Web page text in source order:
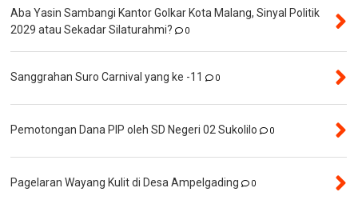
Aba Yasin Sambangi Kantor Golkar Kota Malang, Sinyal Politik
2029 atau Sekadar Silaturahmi?
0
Sanggrahan Suro Carnival yang ke -11 0
Pemotongan Dana PIP oleh SD Negeri 02 Sukolilo 0
Pagelaran Wayang Kulit di Desa Ampelgading 0